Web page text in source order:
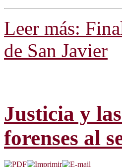
Leer más:
de San Javier
Justicia y
forenses al